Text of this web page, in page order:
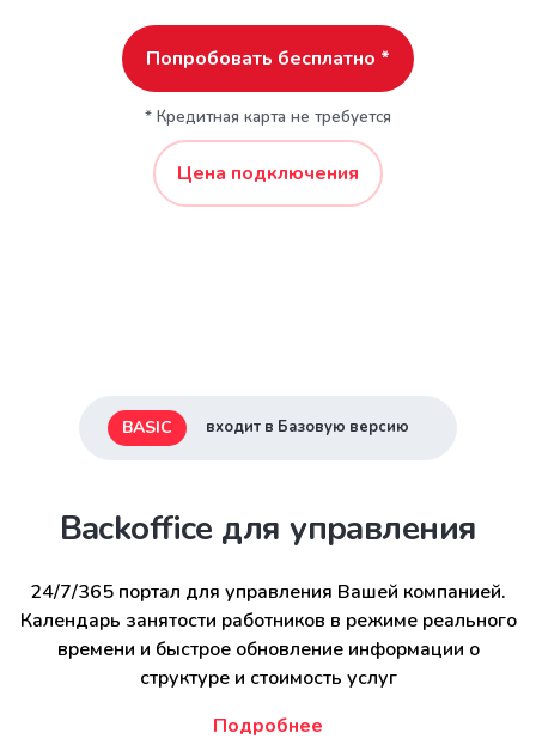
Попробовать бесплатно *
* Кредитная карта не требуется
Цена подключения
BASIC входит в Базовую версию
Backoffice для управления
24/7/365 портал для управления Вашей компанией.
Календарь занятости работников в режиме реального
времени и быстрое обновление информации о
структуре и стоимость услуг
Подробнее